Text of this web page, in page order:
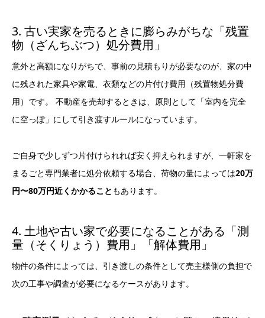
3. 古い実家を売るときに膨らみがちな「残置
物（ざんちぶつ）処分費用」
意外と高額になりがちで、事前の見積もりが必要なのが、家の中
に残された家具や家電、衣類などの片付け費用（残置物処分費
用）です。 不動産を売却するときは、原則として「室内を完全
に空っぽ」にして引き渡すルールになっています。
ご自身で少しずつ片付けられれば安く抑えられますが、一軒家を
まるごと専門業者に処分依頼する場合、荷物の量によっては20万
円〜80万円近くかかること もあります。
4. 土地や古い家で必要になることがある「測
量（そくりょう）費用」「解体費用」
物件の条件によっては、引き渡しの条件として売主様側の負担で
次の工事や調査が必要になるケースがあります。